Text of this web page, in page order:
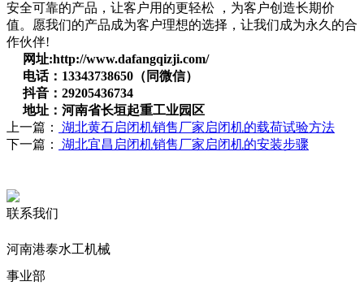
安全可靠的产品，让客户用的更轻松 ，为客户创造长期价
值。愿我们的产品成为客户理想的选择，让我们成为永久的合
作伙伴!
网址:http://www.dafangqizji.com/
电话：13343738650（同微信）
抖音：29205436734
地址：河南省长垣起重工业园区
上一篇：
湖北黄石启闭机销售厂家启闭机的载荷试验方法
下一篇：
湖北宜昌启闭机销售厂家启闭机的安装步骤
联系我们
河南港泰水工机械
事业部